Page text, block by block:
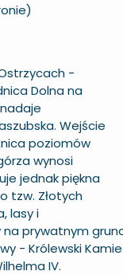
-
Dolna na
Wejście
poziomów
wynosi
jednak piękna
tzw. Złotych
lasy i
prywatnym
- Królewski
IV.